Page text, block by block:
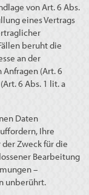
von Art. 6 Abs.
eines Vertrags
beruht die
an der
(Art. 6
6 Abs. 1 lit. a
Daten
Ihre
Zweck für die
Bearbeitung
–
unberührt.